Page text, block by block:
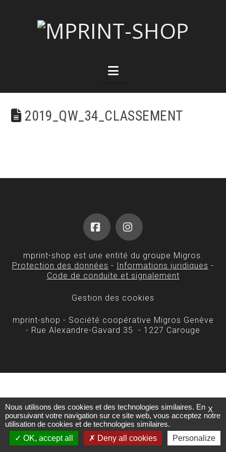
Navigation
2019_QW_34_CLASSEMENT
FacebookInstagram
mprint-shop est une entité du groupe Migros.
Protection des données - Informations juridiques -
Code de conduite et signalement
Gestion des cookies
mprint-shop - Société coopérative Migros Genève
- Rue Alexandre-Gavard 35 - 1227 Carouge
X
Nous utilisons des cookies et des technologies similaires. En
poursuivant votre navigation sur ce site web, vous acceptez notre
utilisation de cookies et de technologies similaires.
OK, accept all
Deny all cookies Personalize